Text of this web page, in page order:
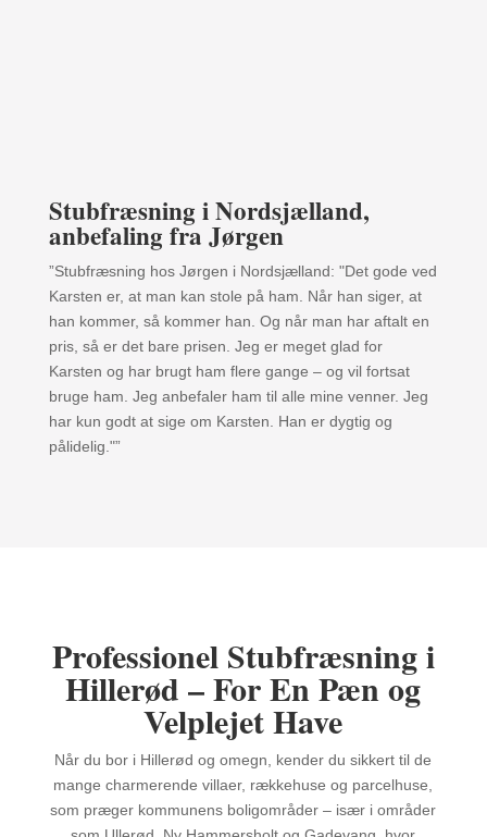
Stubfræsning i Nordsjælland,
anbefaling fra Jørgen
”Stubfræsning hos Jørgen i Nordsjælland: "Det gode ved
Karsten er, at man kan stole på ham. Når han siger, at
han kommer, så kommer han. Og når man har aftalt en
pris, så er det bare prisen. Jeg er meget glad for
Karsten og har brugt ham flere gange – og vil fortsat
bruge ham. Jeg anbefaler ham til alle mine venner. Jeg
har kun godt at sige om Karsten. Han er dygtig og
pålidelig."”
Professionel Stubfræsning i
Hillerød – For En Pæn og
Velplejet Have
Når du bor i Hillerød og omegn, kender du sikkert til de
mange charmerende villaer, rækkehuse og parcelhuse,
som præger kommunens boligområder – især i områder